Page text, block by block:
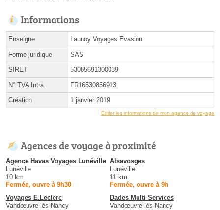
Informations
Enseigne Launoy Voyages Evasion
Forme juridique SAS
SIRET 53085691300039
N° TVA Intra. FR16530856913
Création 1 janvier 2019
Éditer les informations de mon agence de voyage
Agences de voyage à proximité
Agence Havas Voyages Lunéville
Lunéville
10 km
Fermée, ouvre à 9h30
Alsavosges
Lunéville
11 km
Fermée, ouvre à 9h
Voyages E.Leclerc
Vandœuvre-lès-Nancy
Dades Multi Services
Vandœuvre-lès-Nancy